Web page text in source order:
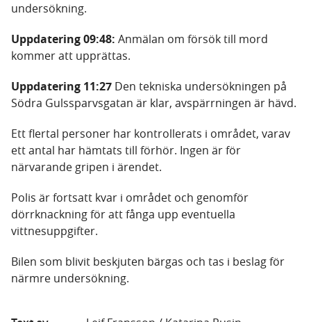
undersökning.
Uppdatering 09:48: Anmälan om försök till mord
kommer att upprättas.
Uppdatering 11:27 Den tekniska undersökningen på
Södra Gulssparvsgatan är klar, avspärrningen är hävd.
Ett flertal personer har kontrollerats i området, varav
ett antal har hämtats till förhör. Ingen är för
närvarande gripen i ärendet.
Polis är fortsatt kvar i området och genomför
dörrknackning för att fånga upp eventuella
vittnesuppgifter.
Bilen som blivit beskjuten bärgas och tas i beslag för
närmre undersökning.